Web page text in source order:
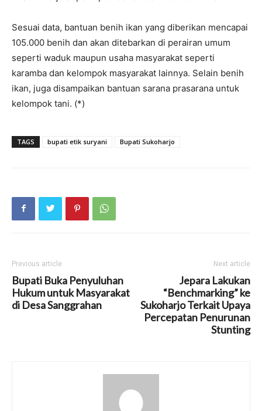
Sesuai data, bantuan benih ikan yang diberikan mencapai
105.000 benih dan akan ditebarkan di perairan umum
seperti waduk maupun usaha masyarakat seperti
karamba dan kelompok masyarakat lainnya. Selain benih
ikan, juga disampaikan bantuan sarana prasarana untuk
kelompok tani. (*)
TAGS bupati etik suryani Bupati Sukoharjo
Previous article
Bupati Buka Penyuluhan
Hukum untuk Masyarakat
di Desa Sanggrahan
Next article
Jepara Lakukan
“Benchmarking” ke
Sukoharjo Terkait Upaya
Percepatan Penurunan
Stunting